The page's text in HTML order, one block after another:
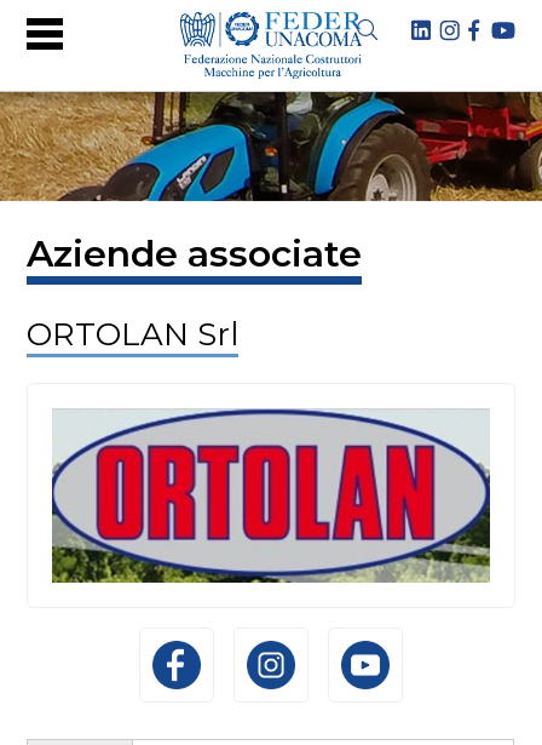
Aziende associate
ORTOLAN Srl